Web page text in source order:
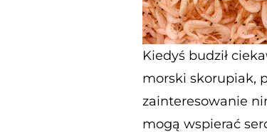
Kiedyś budził
morski skorupiak,
zainteresowanie
mogą wspierać